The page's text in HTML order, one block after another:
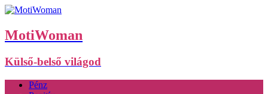
MotiWoman
Külső-belső világod
Pénz